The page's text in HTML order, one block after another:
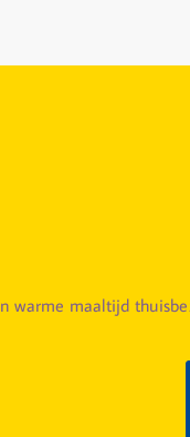
warme maaltijd